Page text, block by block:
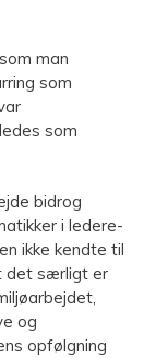
man
som
som
bidrog
i ledere-
ikke kendte til
det særligt er
og
opfølgning